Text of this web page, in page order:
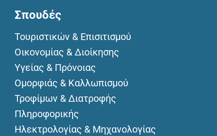
Σπουδές
Τουριστικών & Επισιτισμού
Οικονομίας & Διοίκησης
Υγείας & Πρόνοιας
Ομορφιάς & Καλλωπισμού
Τροφίμων & Διατροφής
Πληροφορικής
Ηλεκτρολογίας & Μηχανολογίας